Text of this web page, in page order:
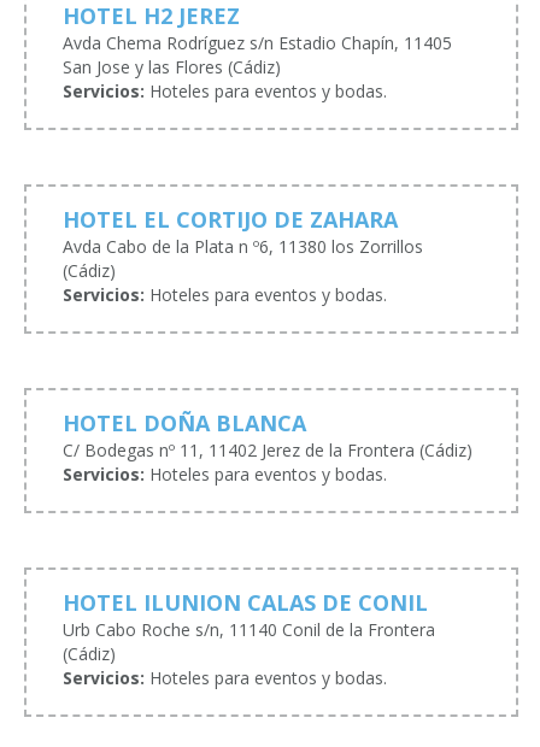
HOTEL H2 JEREZ
Avda Chema Rodríguez s/n Estadio Chapín, 11405
San Jose y las Flores (Cádiz)
Servicios: Hoteles para eventos y bodas.
HOTEL EL CORTIJO DE ZAHARA
Avda Cabo de la Plata n º6, 11380 los Zorrillos
(Cádiz)
Servicios: Hoteles para eventos y bodas.
HOTEL DOÑA BLANCA
C/ Bodegas nº 11, 11402 Jerez de la Frontera (Cádiz)
Servicios: Hoteles para eventos y bodas.
HOTEL ILUNION CALAS DE CONIL
Urb Cabo Roche s/n, 11140 Conil de la Frontera
(Cádiz)
Servicios: Hoteles para eventos y bodas.